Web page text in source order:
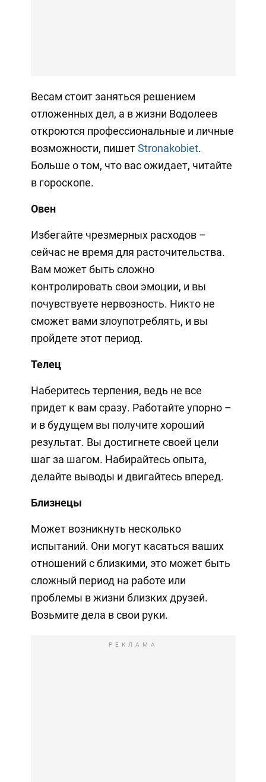
Весам стоит заняться решением
отложенных дел, а в жизни Водолеев
откроются профессиональные и личные
возможности, пишетStronakobiet.
Больше о том, что вас ожидает, читайте
в гороскопе.
Овен
Избегайте чрезмерных расходов –
сейчас не время для расточительства.
Вам может быть сложно
контролировать свои эмоции, и вы
почувствуете нервозность. Никто не
сможет вами злоупотреблять, и вы
пройдете этот период.
Телец
Наберитесь терпения, ведь не все
придет к вам сразу. Работайте упорно –
и в будущем вы получите хороший
результат. Вы достигнете своей цели
шаг за шагом. Набирайтесь опыта,
делайте выводы и двигайтесь вперед.
Близнецы
Может возникнуть несколько
испытаний. Они могут касаться ваших
отношений с близкими, это может быть
сложный период на работе или
проблемы в жизни близких друзей.
Возьмите дела в свои руки.
РЕКЛАМА